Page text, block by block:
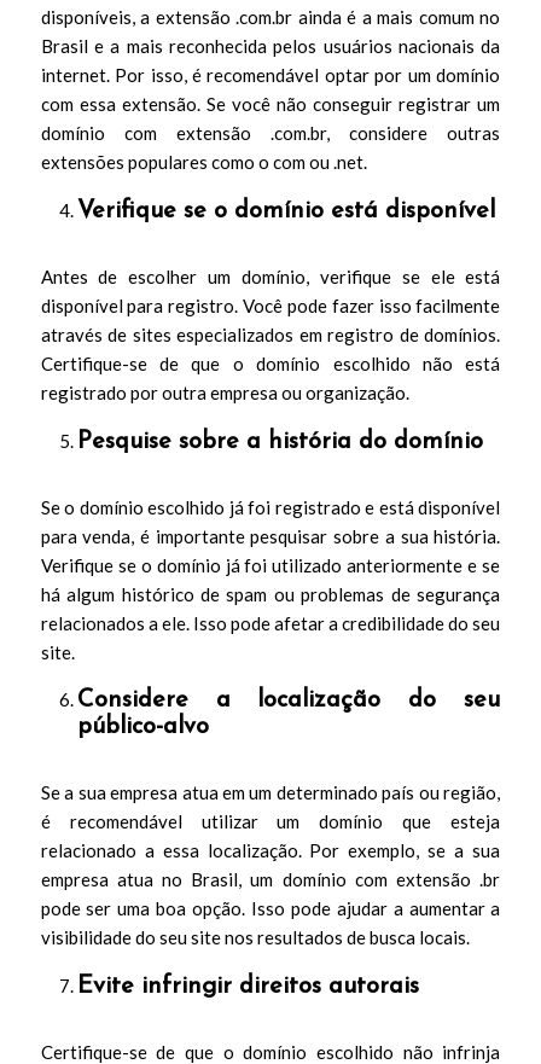
disponíveis, a extensão .com.br ainda é a mais comum no
Brasil e a mais reconhecida pelos usuários nacionais da
internet. Por isso, é recomendável optar por um domínio
com essa extensão. Se você não conseguir registrar um
domínio com extensão .com.br, considere outras
extensões populares como o com ou .net.
Verifique se o domínio está disponível
Antes de escolher um domínio, verifique se ele está
disponível para registro. Você pode fazer isso facilmente
através de sites especializados em registro de domínios.
Certifique-se de que o domínio escolhido não está
registrado por outra empresa ou organização.
Pesquise sobre a história do domínio
Se o domínio escolhido já foi registrado e está disponível
para venda, é importante pesquisar sobre a sua história.
Verifique se o domínio já foi utilizado anteriormente e se
há algum histórico de spam ou problemas de segurança
relacionados a ele. Isso pode afetar a credibilidade do seu
site.
Considere a localização do seu
público-alvo
Se a sua empresa atua em um determinado país ou região,
é recomendável utilizar um domínio que esteja
relacionado a essa localização. Por exemplo, se a sua
empresa atua no Brasil, um domínio com extensão .br
pode ser uma boa opção. Isso pode ajudar a aumentar a
visibilidade do seu site nos resultados de busca locais.
Evite infringir direitos autorais
Certifique-se de que o domínio escolhido não infrinja